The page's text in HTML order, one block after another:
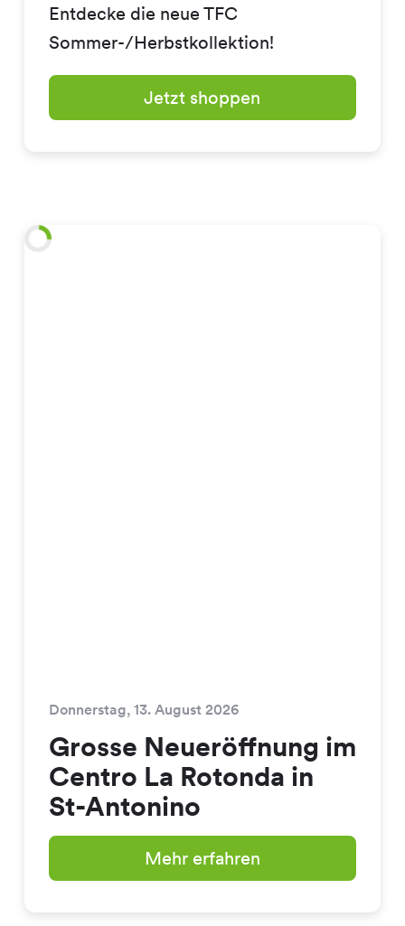
Entdecke die neue TFC
Sommer-/Herbstkollektion!
Jetzt shoppen
Donnerstag, 13. August 2026
Grosse Neueröffnung im
Centro La Rotonda in
St-Antonino
Mehr erfahren